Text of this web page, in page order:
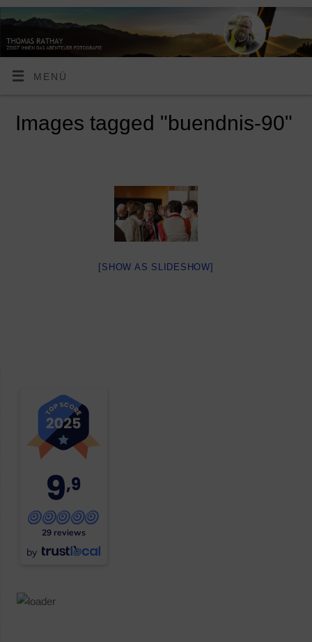
MENÜ
Images tagged "buendnis-90"
[SHOW AS SLIDESHOW]
9,9
29 reviews
by